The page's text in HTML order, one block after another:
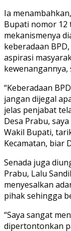
Ia
Bupati nomor 12
mekanismenya
keberadaan
aspirasi
kewenangannya,
“Keberadaan
jangan dijegal
jelas penjabat
Desa Prabu,
Wakil Bupati,
Kecamatan, biar
Senada juga
Prabu, Lalu
menyesalkan
pihak sehingga
“Saya sangat
dipertontonkan